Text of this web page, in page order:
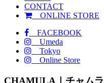
CONTACT
ONLINE STORE
FACEBOOK
Umeda
Tokyo
Online Store
CHAMULA｜チャムラ